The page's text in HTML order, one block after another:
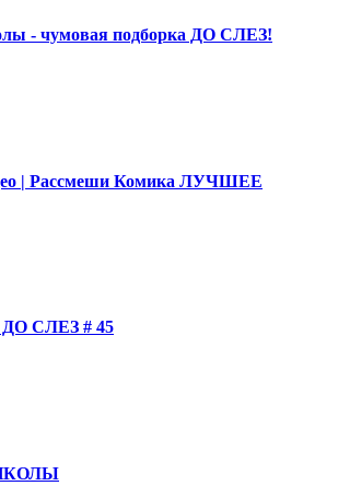
- чумовая подборка ДО СЛЕЗ!
| Рассмеши Комика ЛУЧШЕЕ
СЛЕЗ # 45